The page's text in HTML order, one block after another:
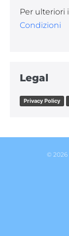
Per ulteriori
Condizioni
Legal
Privacy Policy
© 2026